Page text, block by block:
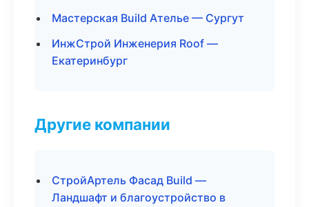
Мастерская Build Ателье — Сургут
ИнжСтрой Инженерия Roof —
Екатеринбург
Другие компании
СтройАртель Фасад Build —
Ландшафт и благоустройство в